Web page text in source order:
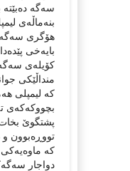
سەگە دەبێتە
بنەماڵەی
هۆگری سەگە
بایەخی
کۆیلەی
منداڵێکی
کە لیمپلی
بچووکەکەی
پشتگوێ
تووڕەبوون
کە ماوەیەکی
دواجار